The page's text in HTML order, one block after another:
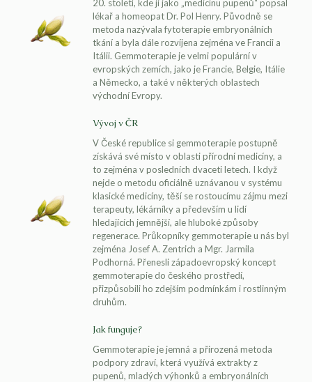
20. století, kde ji jako „medicínu pupenů“ popsal
lékař a homeopat Dr. Pol Henry. Původně se
metoda nazývala fytoterapie embryonálních
tkání a byla dále rozvíjena zejména ve Francii a
Itálii. Gemmoterapie je velmi populární v
evropských zemích, jako je Francie, Belgie, Itálie
a Německo, a také v některých oblastech
východní Evropy.
Vývoj v ČR
V České republice si gemmoterapie postupně
získává své místo v oblasti přírodní medicíny, a
to zejména v posledních dvaceti letech. I když
nejde o metodu oficiálně uznávanou v systému
klasické medicíny, těší se rostoucímu zájmu mezi
terapeuty, lékárníky a především u lidí
hledajících jemnější, ale hluboké způsoby
regenerace. Průkopníky gemmoterapie u nás byl
zejména Josef A. Zentrich a Mgr. Jarmila
Podhorná. Přenesli západoevropský koncept
gemmoterapie do českého prostředí,
přizpůsobili ho zdejším podmínkám i rostlinným
druhům.
Jak funguje?
Gemmoterapie je jemná a přirozená metoda
podpory zdraví, která využívá extrakty z
pupenů, mladých výhonků a embryonálních